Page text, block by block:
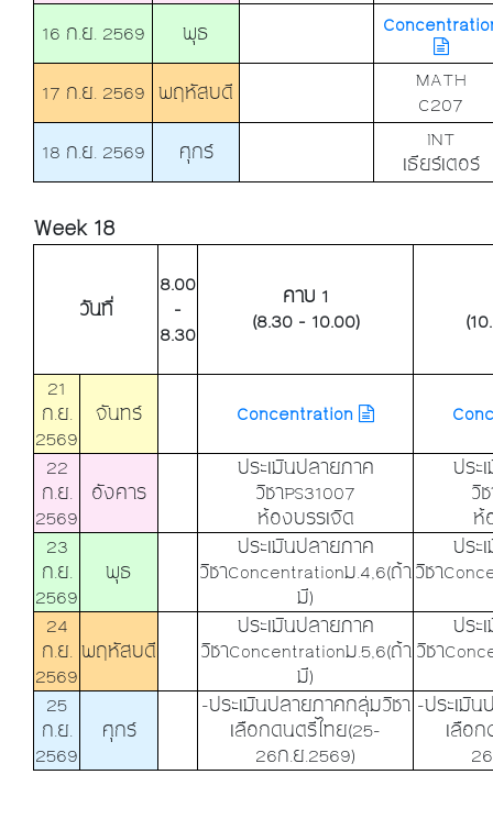
16 ก.ย. 2569
พุธ
17 ก.ย. 2569 พฤหัสบดี
MATH
C207
18 ก.ย. 2569
ศุกร์
INT
เธียร์เตอร์
Week 18
วันที่
8.00
-
8.30
คาบ 1
(8.30 - 10.00)
21
ก.ย.
2569
จันทร์ Concentration
22
ก.ย.
2569
อังคาร
ประเมินปลายภาค
วิชาPS31007
ห้องบรรเจิด
ประ
วิ
ห้
23
ก.ย.
2569
พุธ
ประเมินปลายภาค
วิชาConcentrationม.4,6(ถ้า
มี)
ประ
วิชา
24
ก.ย.
2569
พฤหัสบดี
ประเมินปลายภาค
วิชาConcentrationม.5,6(ถ้า
มี)
ประ
วิชา
25
ก.ย.
2569
ศุกร์
-ประเมินปลายภาคกลุ่มวิชา
เลือกดนตรีไทย(25-
26ก.ย.2569)
-ประเมิ
เลือ